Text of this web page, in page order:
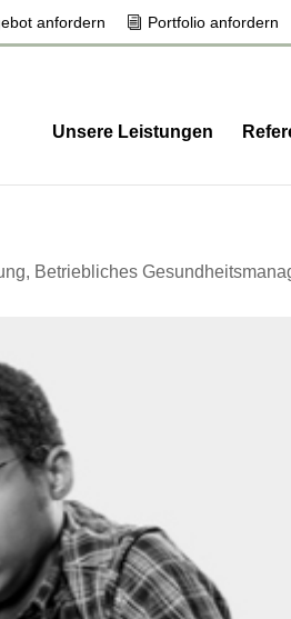
anfordern Portfolio anfordern
Unsere Leistungen
, Betriebliches